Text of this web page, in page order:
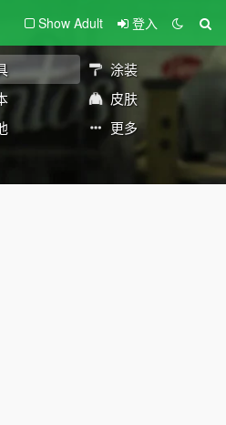
Show Adult 登入
涂装
皮肤
更多